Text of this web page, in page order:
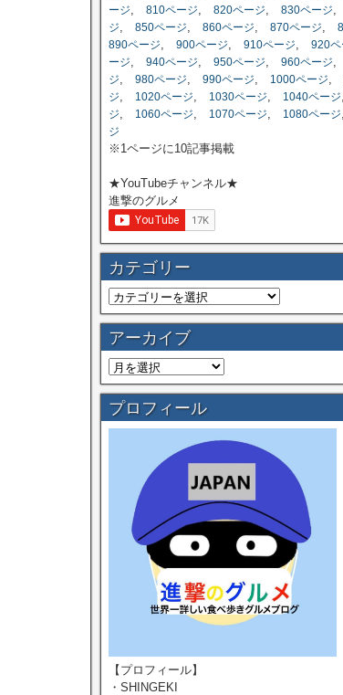
ージ, 810ページ, 820ページ, 830ページ,
ジ, 850ページ, 860ページ, 870ページ,
890ページ, 900ページ, 910ページ, 920ペ
ージ, 940ページ, 950ページ, 960ページ,
ジ, 980ページ, 990ページ, 1000ページ,
ジ, 1020ページ, 1030ページ, 1040ページ
ジ, 1060ページ, 1070ページ, 1080ページ
ジ
※1ページに10記事掲載
★YouTubeチャンネル★
進撃のグルメ
カテゴリー
アーカイブ
プロフィール
【プロフィール】
・SHINGEKI